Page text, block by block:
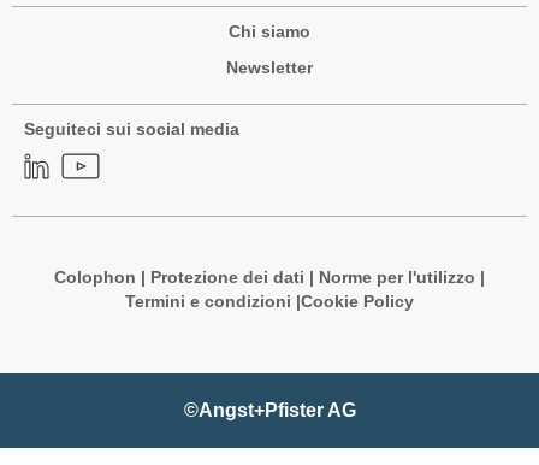
Chi siamo
Newsletter
Seguiteci sui social media
Colophon | Protezione dei dati | Norme per l'utilizzo |
Termini e condizioni |Cookie Policy
©Angst+Pfister AG